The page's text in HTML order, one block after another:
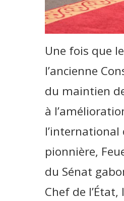
Une fois que
l’ancienne
du maintien
à
pionnière,
du Sénat
Chef de